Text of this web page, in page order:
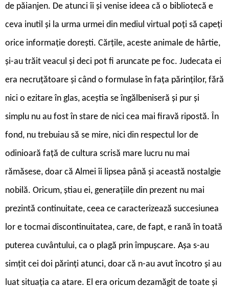
de păianjen. De atunci îi și venise ideea că o bibliotecă e
ceva inutil și la urma urmei din mediul virtual poți să capeți
orice informație dorești. Cărțile, aceste animale de hârtie,
și-au trăit veacul și deci pot fi aruncate pe foc. Judecata ei
era necruțătoare și când o formulase în fața părinților, fără
nici o ezitare în glas, aceștia se îngălbeniseră și pur și
simplu nu au fost în stare de nici cea mai firavă ripostă. În
fond, nu trebuiau să se mire, nici din respectul lor de
odinioară față de cultura scrisă mare lucru nu mai
rămăsese, doar că Almei îi lipsea până și această nostalgie
nobilă. Oricum, știau ei, generațiile din prezent nu mai
prezintă continuitate, ceea ce caracterizează succesiunea
lor e tocmai discontinuitatea, care, de fapt, e rană în toată
puterea cuvântului, ca o plagă prin împușcare. Așa s-au
simțit cei doi părinți atunci, doar că n-au avut încotro și au
luat situația ca atare. El era oricum dezamăgit de toate și